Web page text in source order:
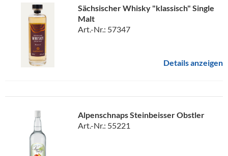
Sächsischer Whisky "klassisch" Single
Malt
Art.-Nr.: 57347
Details anzeigen
Alpenschnaps Steinbeisser Obstler
Art.-Nr.: 55221